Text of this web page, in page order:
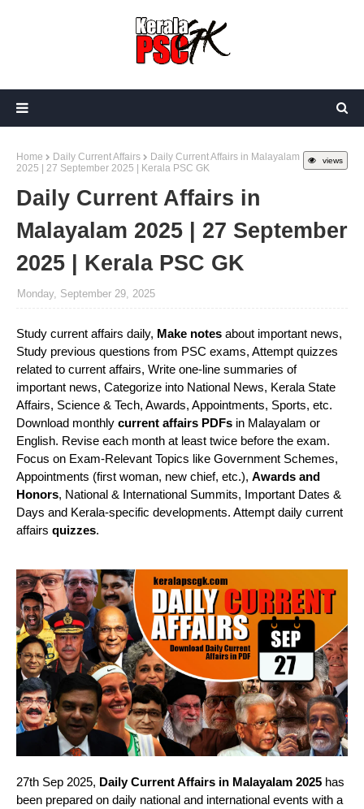
views
Home Daily Current Affairs
Daily Current Affairs in Malayalam
2025 | 27 September 2025 | Kerala PSC GK
Daily Current Affairs in
Malayalam 2025 | 27 September
2025 | Kerala PSC GK
Monday, September 29, 2025
Study current affairs daily, Make notes about important news,
Study previous questions from PSC exams, Attempt quizzes
related to current affairs, Write one-line summaries of
important news, Categorize into National News, Kerala State
Affairs, Science & Tech, Awards, Appointments, Sports, etc.
Download monthly current affairs PDFs in Malayalam or
English. Revise each month at least twice before the exam.
Focus on Exam-Relevant Topics like Government Schemes,
Appointments (first woman, new chief, etc.), Awards and
Honors, National & International Summits, Important Dates &
Days and Kerala-specific developments. Attempt daily current
affairs quizzes.
27th Sep 2025, Daily Current Affairs in Malayalam 2025 has
been prepared on daily national and international events with a